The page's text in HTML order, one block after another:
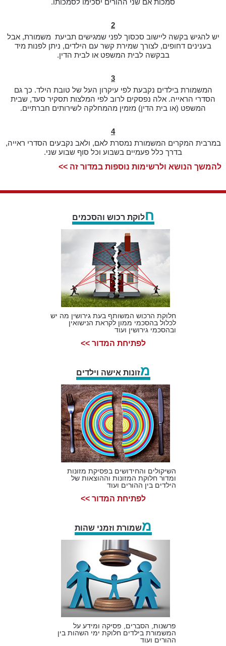
2
יש להגיש בקשה ליישוב סכסוך לפני שמגישים תביעת משמורת, אבל
בענינים דחופים, לצורך שמירת קשר עם הילדים, ניתן לפנות מיד
בבקשה לבית המשפט או לבית הדין.
3
המשמורת בילדים נקבעת לפי עיקרון העל של טובת הילד. כך גם
הסדרי הראייה. אלה נפסקים לרוב לפי המלצות תסקיר סעד, שבית
המשפט (או בית הדין) מזמין מהמחלקה לשירותים חברתיים.
4
במרבית המקרים המשמורת נמסרת לאם, ולאב נקבעים הסדרי ראייה,
בדרך כלל פעמיים בשבוע וכל סוף שבוע שני.
להמשך הנושא ולרשימות נוספות במדור זה >>
חלוקת רכוש והסכמים
חלוקת הרכוש המשותף בעת גירושין מה יש
לכלול בהסכמי ממון לקראת הנישואין
ובהסכמי גירושין ועוד
לפתיחת המדור >>
מזונות אישה וילדים
השיקולים והחידושים בפסיקת מזונות
ומדור חלוקת המזונות וההוצאות של
הילדים בין ההורים ועוד
לפתיחת המדור >>
משמורת וזמני שהות
פרשנות, הסברים, פסיקה ומידע על
המשמורת בילדים חלוקת ימי השהות בין
ההורים ועוד